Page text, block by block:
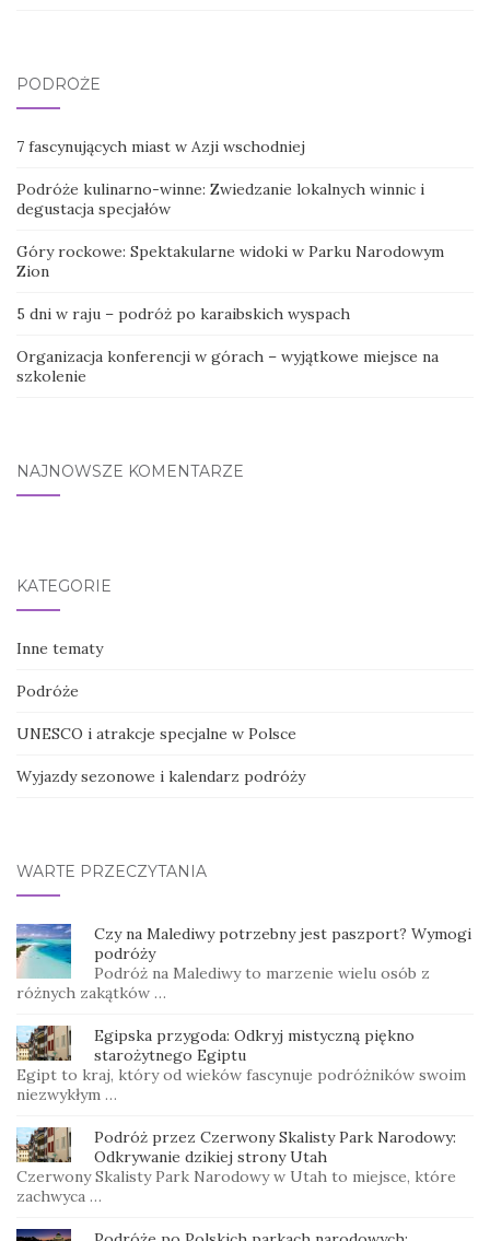
PODRÓŻE
7 fascynujących miast w Azji wschodniej
Podróże kulinarno-winne: Zwiedzanie lokalnych winnic i
degustacja specjałów
Góry rockowe: Spektakularne widoki w Parku Narodowym
Zion
5 dni w raju – podróż po karaibskich wyspach
Organizacja konferencji w górach – wyjątkowe miejsce na
szkolenie
NAJNOWSZE KOMENTARZE
KATEGORIE
Inne tematy
Podróże
UNESCO i atrakcje specjalne w Polsce
Wyjazdy sezonowe i kalendarz podróży
WARTE PRZECZYTANIA
Czy na Malediwy potrzebny jest paszport? Wymogi
podróży
Podróż na Malediwy to marzenie wielu osób z
różnych zakątków …
Egipska przygoda: Odkryj mistyczną piękno
starożytnego Egiptu
Egipt to kraj, który od wieków fascynuje podróżników swoim
niezwykłym …
Podróż przez Czerwony Skalisty Park Narodowy:
Odkrywanie dzikiej strony Utah
Czerwony Skalisty Park Narodowy w Utah to miejsce, które
zachwyca …